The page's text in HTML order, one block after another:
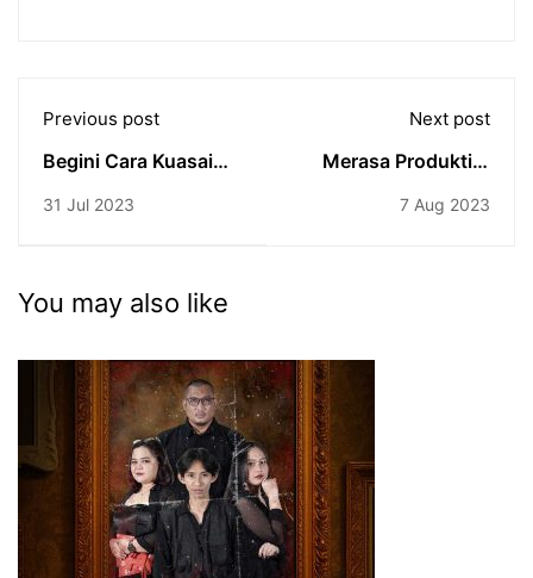
Previous post
Begini Cara Kuasai
31 Jul 2023
Next post
Merasa Produktif?
Toxic Productivity
7 Aug 2023
You may also like